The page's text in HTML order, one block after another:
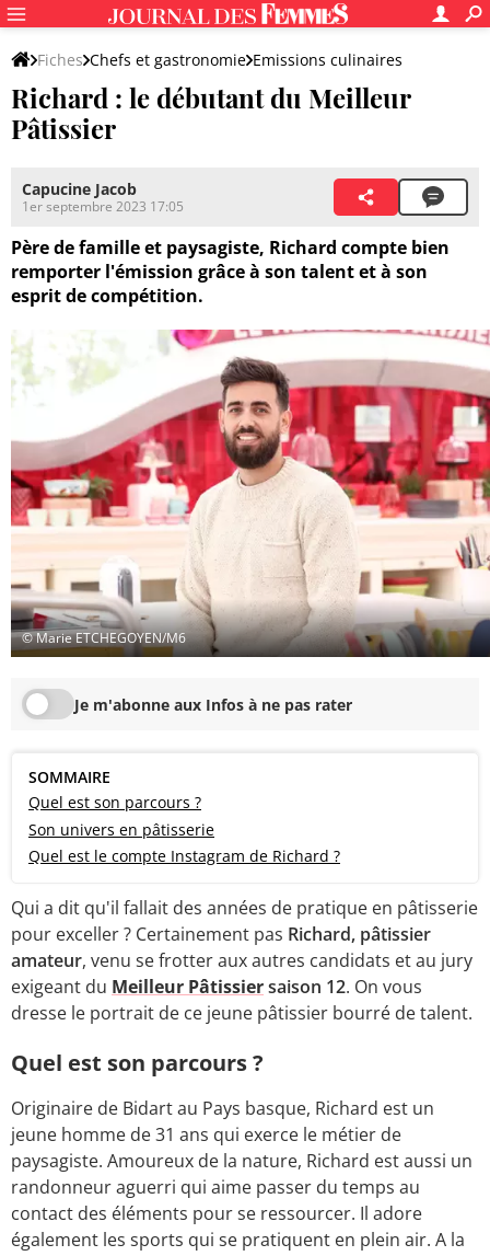
Fiches Chefs et gastronomie Emissions culinaires
Le Meilleur Pâtissier Candidats LMP
Richard : le débutant du Meilleur
Pâtissier
Capucine Jacob
1er septembre 2023 17:05
Père de famille et paysagiste, Richard compte bien
remporter l'émission grâce à son talent et à son
esprit de compétition.
© Marie ETCHEGOYEN/M6
Je m'abonne aux Infos à ne pas rater
SOMMAIRE
Quel est son parcours ?
Son univers en pâtisserie
Quel est le compte Instagram de Richard ?
Qui a dit qu'il fallait des années de pratique en pâtisserie
pour exceller ? Certainement pas Richard, pâtissier
amateur, venu se frotter aux autres candidats et au jury
exigeant du Meilleur Pâtissiersaison 12. On vous
dresse le portrait de ce jeune pâtissier bourré de talent.
Quel est son parcours ?
Originaire de Bidart au Pays basque, Richard est un
jeune homme de 31 ans qui exerce le métier de
paysagiste. Amoureux de la nature, Richard est aussi un
randonneur aguerri qui aime passer du temps au
contact des éléments pour se ressourcer. Il adore
également les sports qui se pratiquent en plein air. A la